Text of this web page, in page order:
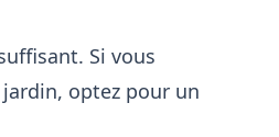
Si vous
jardin, optez pour un